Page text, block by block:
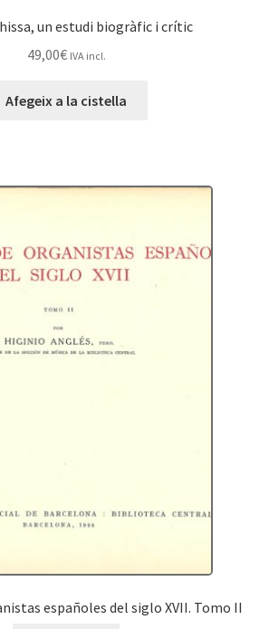
un estudi biogràfic i crític
49,00€ IVA incl.
Afegeix a la cistella
españoles del siglo XVII. Tomo II